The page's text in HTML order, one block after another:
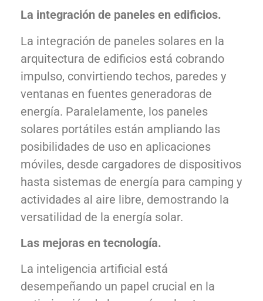
La integración de paneles en edificios.
La integración de paneles solares en la
arquitectura de edificios está cobrando
impulso, convirtiendo techos, paredes y
ventanas en fuentes generadoras de
energía. Paralelamente, los paneles
solares portátiles están ampliando las
posibilidades de uso en aplicaciones
móviles, desde cargadores de dispositivos
hasta sistemas de energía para camping y
actividades al aire libre, demostrando la
versatilidad de la energía solar.
Las mejoras en tecnología.
La inteligencia artificial está
desempeñando un papel crucial en la